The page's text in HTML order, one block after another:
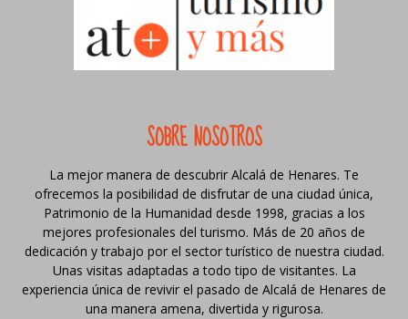
SOBRE NOSOTROS
La mejor manera de descubrir Alcalá de Henares. Te
ofrecemos la posibilidad de disfrutar de una ciudad única,
Patrimonio de la Humanidad desde 1998, gracias a los
mejores profesionales del turismo. Más de 20 años de
dedicación y trabajo por el sector turístico de nuestra ciudad.
Unas visitas adaptadas a todo tipo de visitantes. La
experiencia única de revivir el pasado de Alcalá de Henares de
una manera amena, divertida y rigurosa.